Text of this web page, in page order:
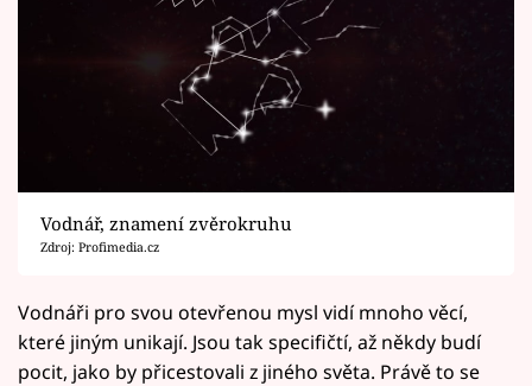
Vodnář, znamení zvěrokruhu
Zdroj: Profimedia.cz
Vodnáři pro svou otevřenou mysl vidí mnoho věcí,
které jiným unikají. Jsou tak specifičtí, až někdy budí
pocit, jako by přicestovali z jiného světa. Právě to se